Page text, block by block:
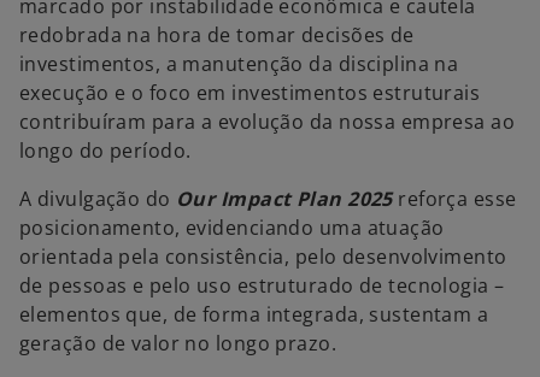
marcado por instabilidade econômica e cautela
redobrada na hora de tomar decisões de
investimentos, a manutenção da disciplina na
execução e o foco em investimentos estruturais
contribuíram para a evolução da nossa empresa ao
longo do período.
A divulgação do Our Impact Plan 2025reforça esse
posicionamento, evidenciando uma atuação
orientada pela consistência, pelo desenvolvimento
de pessoas e pelo uso estruturado de tecnologia –
elementos que, de forma integrada, sustentam a
geração de valor no longo prazo.